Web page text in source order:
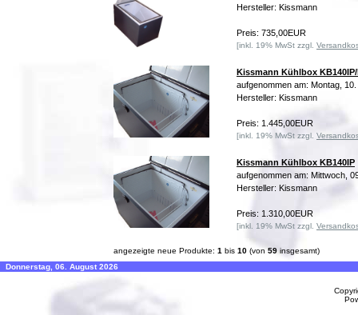
Hersteller: Kissmann
Preis: 735,00EUR
[inkl. 19% MwSt zzgl.
Kissmann Kühlbox KB140IP/
aufgenommen am: Montag,
Hersteller: Kissmann
Preis: 1.445,00EUR
[inkl. 19% MwSt zzgl.
Kissmann Kühlbox KB140IP
aufgenommen am: Mittwoch,
Hersteller: Kissmann
Preis: 1.310,00EUR
[inkl. 19% MwSt zzgl.
angezeigte neue Produkte: 1 bis 10 (von 59 insgesamt)
Donnerstag, 06. August 2026